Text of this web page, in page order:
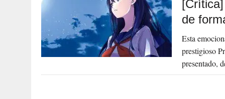
de
Esta
prestigioso
presentado,